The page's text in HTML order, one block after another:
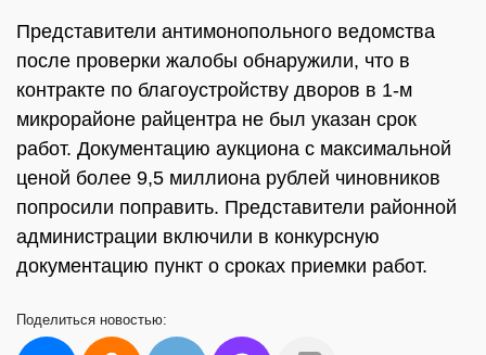
Представители антимонопольного ведомства
после проверки жалобы обнаружили, что в
контракте по благоустройству дворов в 1-м
микрорайоне райцентра не был указан срок
работ. Документацию аукциона с максимальной
ценой более 9,5 миллиона рублей чиновников
попросили поправить. Представители районной
администрации включили в конкурсную
документацию пункт о сроках приемки работ.
Поделиться новостью: